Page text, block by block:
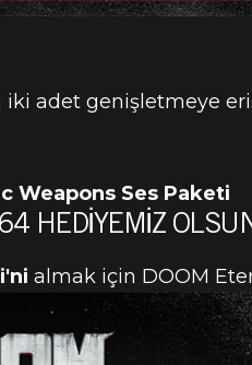
iki adet genişletmeye
Weapons Ses Paketi
HEDIYEMIZ
almak için DOOM